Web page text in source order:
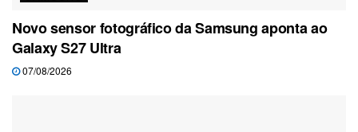
Novo sensor fotográfico da Samsung aponta ao
Galaxy S27 Ultra
07/08/2026